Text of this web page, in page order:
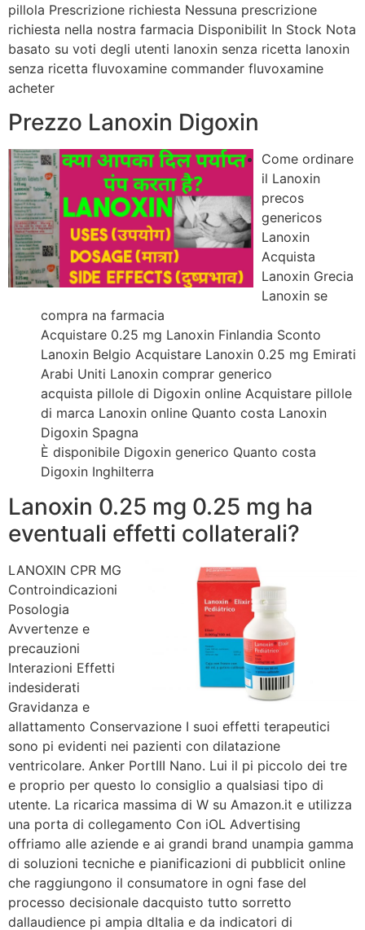
pillola Prescrizione richiesta Nessuna prescrizione
richiesta nella nostra farmacia Disponibilit In Stock Nota
basato su voti degli utenti lanoxin senza ricetta lanoxin
senza ricetta fluvoxamine commander fluvoxamine
acheter
Prezzo Lanoxin Digoxin
Come ordinare
il Lanoxin
precos
genericos
Lanoxin
Acquista
Lanoxin Grecia
Lanoxin se
compra na farmacia
Acquistare 0.25 mg Lanoxin Finlandia Sconto
Lanoxin Belgio Acquistare Lanoxin 0.25 mg Emirati
Arabi Uniti Lanoxin comprar generico
acquista pillole di Digoxin online Acquistare pillole
di marca Lanoxin online Quanto costa Lanoxin
Digoxin Spagna
È disponibile Digoxin generico Quanto costa
Digoxin Inghilterra
Lanoxin 0.25 mg 0.25 mg ha
eventuali effetti collaterali?
LANOXIN CPR MG
Controindicazioni
Posologia
Avvertenze e
precauzioni
Interazioni Effetti
indesiderati
Gravidanza e
allattamento Conservazione I suoi effetti terapeutici
sono pi evidenti nei pazienti con dilatazione
ventricolare. Anker PortIII Nano. Lui il pi piccolo dei tre
e proprio per questo lo consiglio a qualsiasi tipo di
utente. La ricarica massima di W su Amazon.it e utilizza
una porta di collegamento Con iOL Advertising
offriamo alle aziende e ai grandi brand unampia gamma
di soluzioni tecniche e pianificazioni di pubblicit online
che raggiungono il consumatore in ogni fase del
processo decisionale dacquisto tutto sorretto
dallaudience pi ampia dItalia e da indicatori di